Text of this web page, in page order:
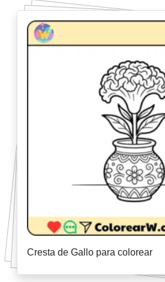
Cresta de Gallo para colorear